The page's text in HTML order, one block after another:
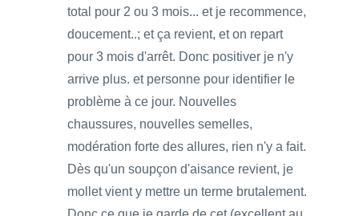
total pour 2 ou 3 mois... et je recommence,
doucement..; et ça revient, et on repart
pour 3 mois d'arrêt. Donc positiver je n'y
arrive plus. et personne pour identifier le
problème à ce jour. Nouvelles
chaussures, nouvelles semelles,
modération forte des allures, rien n'y a fait.
Dès qu'un soupçon d'aisance revient, je
mollet vient y mettre un terme brutalement.